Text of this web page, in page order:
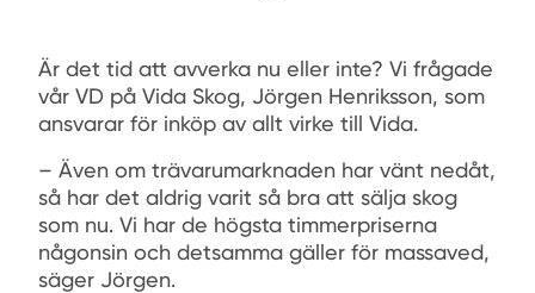
Är det tid att avverka nu eller inte? Vi frågade
vår VD på Vida Skog, Jörgen Henriksson, som
ansvarar för inköp av allt virke till Vida.
– Även om trävarumarknaden har vänt nedåt,
så har det aldrig varit så bra att sälja skog
som nu. Vi har de högsta timmerpriserna
någonsin och detsamma gäller för massaved,
säger Jörgen.